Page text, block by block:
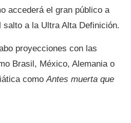
accederá el gran público a
a la Ultra Alta Definición.
proyecciones con las
Brasil, México, Alemania o
como Antes muerta que